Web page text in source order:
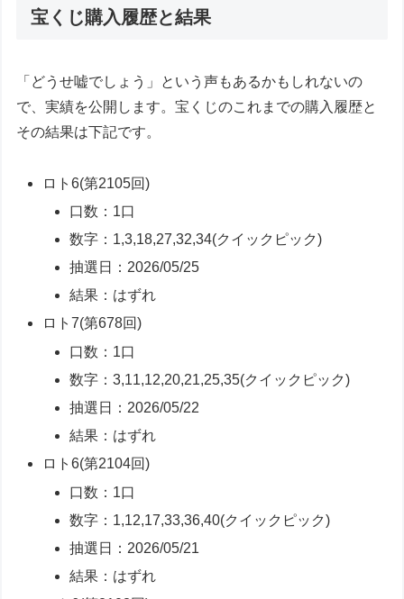
宝くじ購入履歴と結果
「どうせ嘘でしょう」という声もあるかもしれないの
で、実績を公開します。宝くじのこれまでの購入履歴と
その結果は下記です。
ロト6(第2105回)
口数：1口
数字：1,3,18,27,32,34(クイックピック)
抽選日：2026/05/25
結果：はずれ
ロト7(第678回)
口数：1口
数字：3,11,12,20,21,25,35(クイックピック)
抽選日：2026/05/22
結果：はずれ
ロト6(第2104回)
口数：1口
数字：1,12,17,33,36,40(クイックピック)
抽選日：2026/05/21
結果：はずれ